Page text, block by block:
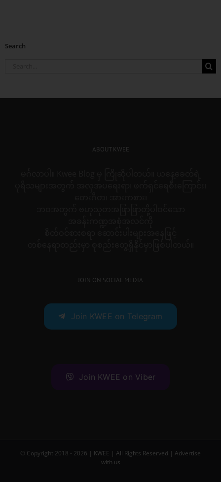
Search
ABOUT KWEE
JOIN ON SOCIAL MEDIA
Join KWEE on Telegram
Join KWEE on Viber
© Copyright 2018 - 2026 | KWEE | All Rights Reserved | Advertise
with us